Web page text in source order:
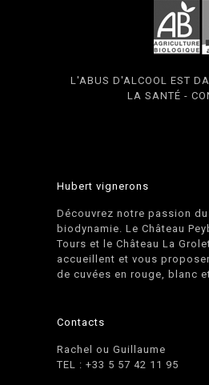
L'ABUS D'ALCOOL EST
LA SANTÉ -
Hubert vignerons
Découvrez notre passion
biodynamie. Le Château
Tours et le Château La
accueillent et vous
de cuvées en rouge, blanc
Contacts
Rachel ou Guillaume
TEL : +33 5 57 42 11 95